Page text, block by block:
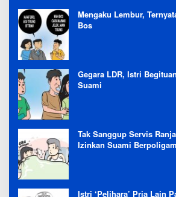
Mengaku Lembur,
Bos
Gegara LDR, Istri
Suami
Tak Sanggup Servis
Izinkan Suami
Istri ‘Pelihara’ Pria Lain